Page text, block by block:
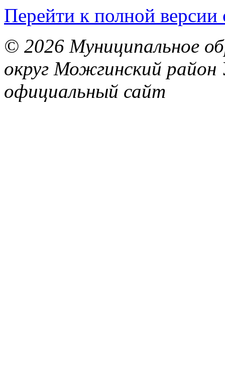
Перейти к полной версии
© 2026 Муниципальное
округ Можгинский район
официальный сайт